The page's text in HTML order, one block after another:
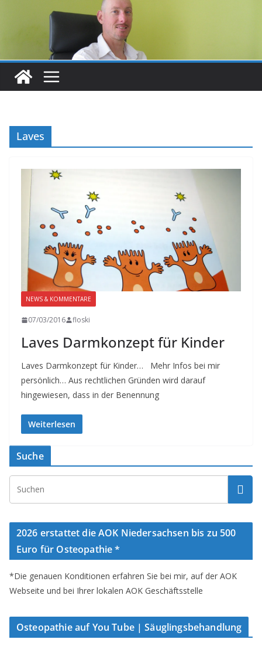
Laves
NEWS & KOMMENTARE
07/03/2016 floski
Laves Darmkonzept für Kinder
Laves Darmkonzept für Kinder… Mehr Infos bei mir
persönlich… Aus rechtlichen Gründen wird darauf
hingewiesen, dass in der Benennung
Weiterlesen
Suche
2026 erstattet die AOK Niedersachsen bis zu 500
Euro für Osteopathie *
*Die genauen Konditionen erfahren Sie bei mir, auf der AOK
Webseite und bei Ihrer lokalen AOK Geschäftsstelle
Osteopathie auf You Tube | Säuglingsbehandlung